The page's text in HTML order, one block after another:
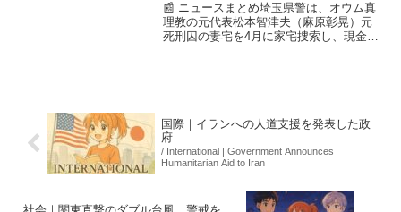
📰 ニュースまとめ埼玉県警は、オウム真
理教の元代表松本智津夫（麻原彰晃）元
死刑囚の妻宅を4月に家宅捜索し、現金数
国際｜イランへの人道支援を発表した政
府
/ International | Government Announces
Humanitarian Aid to Iran